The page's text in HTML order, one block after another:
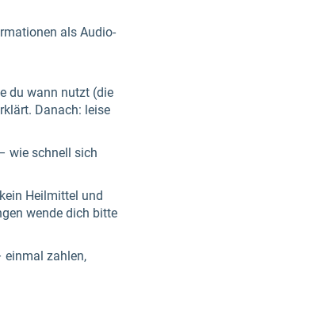
als Audio-
du wann nutzt (die
Danach: leise
wie schnell sich
Heilmittel und
wende dich bitte
einmal zahlen,